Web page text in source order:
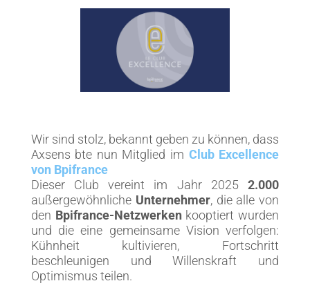
Wir sind stolz, bekannt geben zu können, dass
Axsens bte nun Mitglied im Club Excellence
von Bpifrance
Dieser Club vereint im Jahr 20252.000
außergewöhnliche Unternehmer, die alle von
den Bpifrance-Netzwerkenkooptiert wurden
und die eine gemeinsame Vision verfolgen:
Kühnheit kultivieren, Fortschritt
beschleunigen und Willenskraft und
Optimismus teilen.